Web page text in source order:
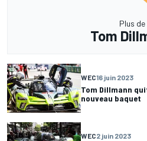
Plus de
Tom
WEC16 juin 2023
Tom Dillmann
nouveau baquet
WEC2 juin 2023